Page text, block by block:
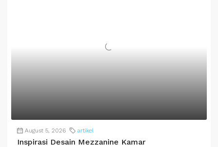
August 5, 2026 artikel
Inspirasi Desain Mezzanine Kamar